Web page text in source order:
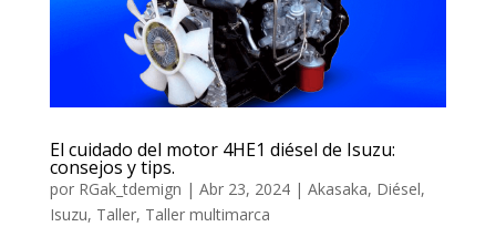
El cuidado del motor 4HE1 diésel de Isuzu:
consejos y tips.
por RGak_tdemign | Abr 23, 2024| Akasaka, Diésel,
Isuzu, Taller, Taller multimarca